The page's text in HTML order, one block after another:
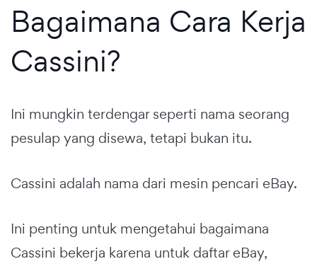
Bagaimana Cara Kerja
Cassini?
Ini mungkin terdengar seperti nama seorang
pesulap yang disewa, tetapi bukan itu.
Cassini adalah nama dari mesin pencari eBay.
Ini penting untuk mengetahui bagaimana
Cassini bekerja karena untuk daftar eBay,